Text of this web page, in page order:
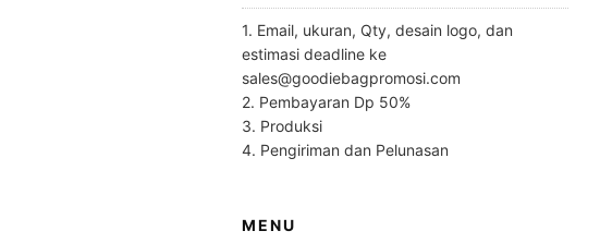
1. Email, ukuran, Qty, desain logo, dan
estimasi deadline ke
sales@goodiebagpromosi.com
2. Pembayaran Dp 50%
3. Produksi
4. Pengiriman dan Pelunasan
MENU